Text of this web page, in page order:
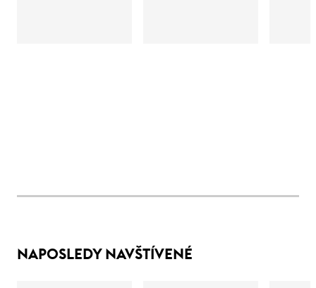
NAPOSLEDY NAVŠTÍVENÉ